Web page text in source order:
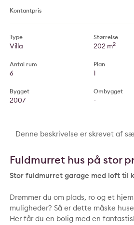
Kontantpris
Type
Villa
Antal rum
6
Bygget
2007
Størrelse
202 m2
Plan
1
Ombygget
-
Denne beskrivelse er skrevet af
Fuldmurret hus på stor
Stor fuldmurret garage med loft til
Drømmer du om plads, ro og et
muligheder? Så er dette måske
Her får du en bolig med en